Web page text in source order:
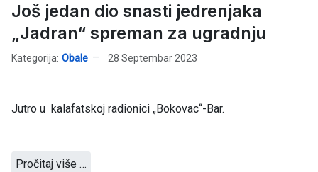
Još jedan dio snasti jedrenjaka
„Jadran“ spreman za ugradnju
Kategorija: Obale 28 Septembar 2023
Jutro u kalafatskoj radionici „Bokovac“-Bar.
Pročitaj više …